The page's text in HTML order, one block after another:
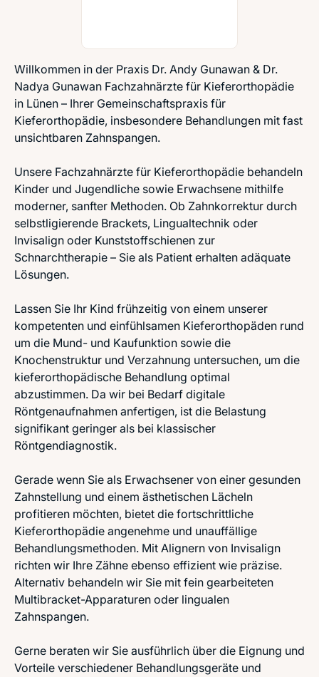
Willkommen in der Praxis Dr. Andy Gunawan & Dr.
Nadya Gunawan Fachzahnärzte für Kieferorthopädie
in Lünen – Ihrer Gemeinschaftspraxis für
Kieferorthopädie, insbesondere Behandlungen mit fast
unsichtbaren Zahnspangen.
Unsere Fachzahnärzte für Kieferorthopädie behandeln
Kinder und Jugendliche sowie Erwachsene mithilfe
moderner, sanfter Methoden. Ob Zahnkorrektur durch
selbstligierende Brackets, Lingualtechnik oder
Invisalign oder Kunststoffschienen zur
Schnarchtherapie – Sie als Patient erhalten adäquate
Lösungen.
Lassen Sie Ihr Kind frühzeitig von einem unserer
kompetenten und einfühlsamen Kieferorthopäden rund
um die Mund- und Kaufunktion sowie die
Knochenstruktur und Verzahnung untersuchen, um die
kieferorthopädische Behandlung optimal
abzustimmen. Da wir bei Bedarf digitale
Röntgenaufnahmen anfertigen, ist die Belastung
signifikant geringer als bei klassischer
Röntgendiagnostik.
Gerade wenn Sie als Erwachsener von einer gesunden
Zahnstellung und einem ästhetischen Lächeln
profitieren möchten, bietet die fortschrittliche
Kieferorthopädie angenehme und unauffällige
Behandlungsmethoden. Mit Alignern von Invisalign
richten wir Ihre Zähne ebenso effizient wie präzise.
Alternativ behandeln wir Sie mit fein gearbeiteten
Multibracket-Apparaturen oder lingualen
Zahnspangen.
Gerne beraten wir Sie ausführlich über die Eignung und
Vorteile verschiedener Behandlungsgeräte und